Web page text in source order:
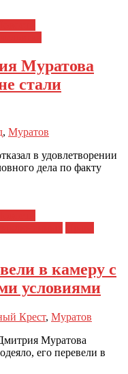
Муратова
стали
, Муратов
в удовлетворении
дела по факту
в камеру с
условиями
Крест, Муратов
Муратова
его перевели в